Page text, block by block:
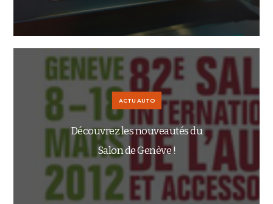
ACTU AUTO
Découvrez les nouveautés du
Salon de Genève !